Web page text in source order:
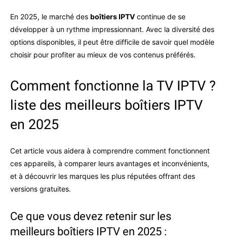
En 2025, le marché des boîtiers IPTV continue de se
développer à un rythme impressionnant. Avec la diversité des
options disponibles, il peut être difficile de savoir quel modèle
choisir pour profiter au mieux de vos contenus préférés.
Comment fonctionne la TV IPTV ?
liste des meilleurs boîtiers IPTV
en 2025
Cet article vous aidera à comprendre comment fonctionnent
ces appareils, à comparer leurs avantages et inconvénients,
et à découvrir les marques les plus réputées offrant des
versions gratuites.
Ce que vous devez retenir sur les
meilleurs boîtiers IPTV en 2025 :